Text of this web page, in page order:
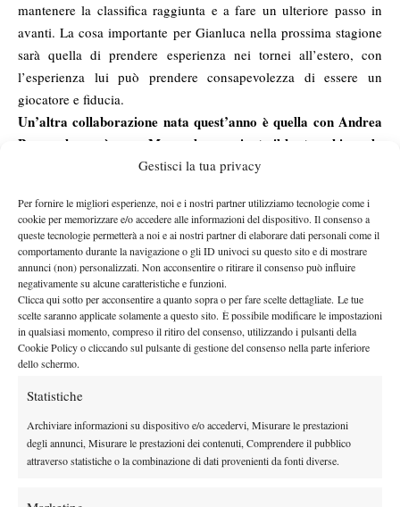
Gestisci la tua privacy
Per fornire le migliori esperienze, noi e i nostri partner utilizziamo tecnologie come i
cookie per memorizzare e/o accedere alle informazioni del dispositivo. Il consenso a
queste tecnologie permetterà a noi e ai nostri partner di elaborare dati personali come il
comportamento durante la navigazione o gli ID univoci su questo sito e di mostrare
annunci (non) personalizzati. Non acconsentire o ritirare il consenso può influire
negativamente su alcune caratteristiche e funzioni.
Clicca qui sotto per acconsentire a quanto sopra o per fare scelte dettagliate. Le tue
scelte saranno applicate solamente a questo sito. È possibile modificare le impostazioni
in qualsiasi momento, compreso il ritiro del consenso, utilizzando i pulsanti della
Cookie Policy o cliccando sul pulsante di gestione del consenso nella parte inferiore
dello schermo.
Statistiche
Archiviare informazioni su dispositivo e/o accedervi, Misurare le prestazioni
degli annunci, Misurare le prestazioni dei contenuti, Comprendere il pubblico
attraverso statistiche o la combinazione di dati provenienti da fonti diverse.
mantenere la classifica raggiunta e a fare un ulteriore passo in
avanti. La cosa importante per Gianluca nella prossima stagione
sarà quella di prendere esperienza nei tornei all’estero, con
l’esperienza lui può prendere consapevolezza di essere un
giocatore e fiducia.
Un’altra collaborazione nata quest’anno è quella con Andrea
Basso, che, così come Mager, ha raggiunto il best ranking e la
top 500 durante questa stagione. Cosa pensi di lui?
è un ragazzo che invece aveva bisogno di una guida
tecnico/tattica poiché già lavorava bene. Ha dimostrato questo
con me e infatti i risultati sono arrivati abbastanza velocemente,
anche lui è entrato nei 500. Con Gianluca è un lavoro di
costruzione della mentalità del giocatore, mentre Andrea è
maturo da quel punto di vista quindi mi attendo un ottimo salto
di qualità nella prossima stagione. Non mi interessa molto il
ranking, l’importante è migliorare il gioco, migliorandolo i
risultati arrivano. L’anno prossimo dovrà dimostrare il livello di
stagione non ha giocato come doveva durante questi tornei.
È periodo di preparazione invernale per la prossima stagione,
La preparazione invernale è specifica per ognuno dei giocatori.